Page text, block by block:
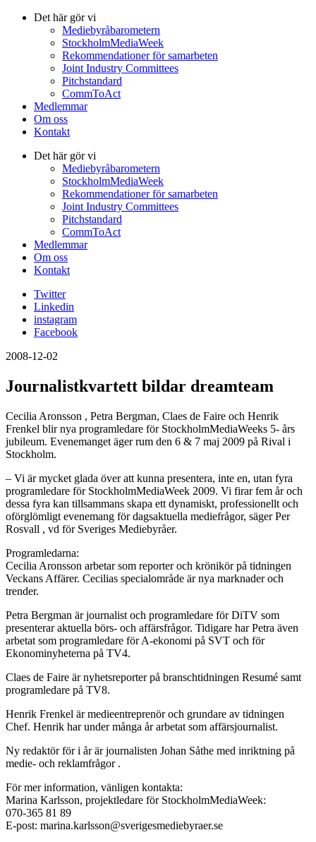
Det här gör vi
Mediebyråbarometern
StockholmMediaWeek
Rekommendationer för samarbeten
Joint Industry Committees
Pitchstandard
CommToAct
Medlemmar
Om oss
Kontakt
Det här gör vi
Mediebyråbarometern
StockholmMediaWeek
Rekommendationer för samarbeten
Joint Industry Committees
Pitchstandard
CommToAct
Medlemmar
Om oss
Kontakt
Twitter
Linkedin
instagram
Facebook
2008-12-02
Journalistkvartett bildar dreamteam
Cecilia Aronsson , Petra Bergman, Claes de Faire och Henrik
Frenkel blir nya programledare för StockholmMediaWeeks 5- års
jubileum. Evenemanget äger rum den 6 & 7 maj 2009 på Rival i
Stockholm.
– Vi är mycket glada över att kunna presentera, inte en, utan fyra
programledare för StockholmMediaWeek 2009. Vi firar fem år och
dessa fyra kan tillsammans skapa ett dynamiskt, professionellt och
oförglömligt evenemang för dagsaktuella mediefrågor, säger Per
Rosvall , vd för Sveriges Mediebyråer.
Programledarna:
Cecilia Aronsson arbetar som reporter och krönikör på tidningen
Veckans Affärer. Cecilias specialområde är nya marknader och
trender.
Petra Bergman är journalist och programledare för DiTV som
presenterar aktuella börs- och affärsfrågor. Tidigare har Petra även
arbetat som programledare för A-ekonomi på SVT och för
Ekonominyheterna på TV4.
Claes de Faire är nyhetsreporter på branschtidningen Resumé samt
programledare på TV8.
Henrik Frenkel är medieentreprenör och grundare av tidningen
Chef. Henrik har under många år arbetat som affärsjournalist.
Ny redaktör för i år är journalisten Johan Såthe med inriktning på
medie- och reklamfrågor .
För mer information, vänligen kontakta:
Marina Karlsson, projektledare för StockholmMediaWeek:
070-365 81 89
E-post: marina.karlsson@sverigesmediebyraer.se